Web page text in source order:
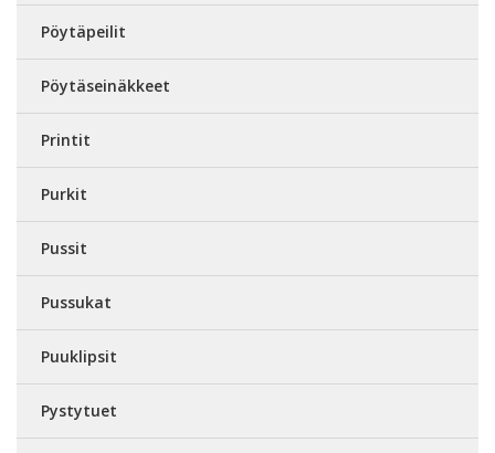
Pöytäpeilit
Pöytäseinäkkeet
Printit
Purkit
Pussit
Pussukat
Puuklipsit
Pystytuet